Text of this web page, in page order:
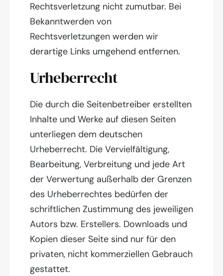
Rechtsverletzung nicht zumutbar. Bei
Bekanntwerden von
Rechtsverletzungen werden wir
derartige Links umgehend entfernen.
Urheberrecht
Die durch die Seitenbetreiber erstellten
Inhalte und Werke auf diesen Seiten
unterliegen dem deutschen
Urheberrecht. Die Vervielfältigung,
Bearbeitung, Verbreitung und jede Art
der Verwertung außerhalb der Grenzen
des Urheberrechtes bedürfen der
schriftlichen Zustimmung des jeweiligen
Autors bzw. Erstellers. Downloads und
Kopien dieser Seite sind nur für den
privaten, nicht kommerziellen Gebrauch
gestattet.